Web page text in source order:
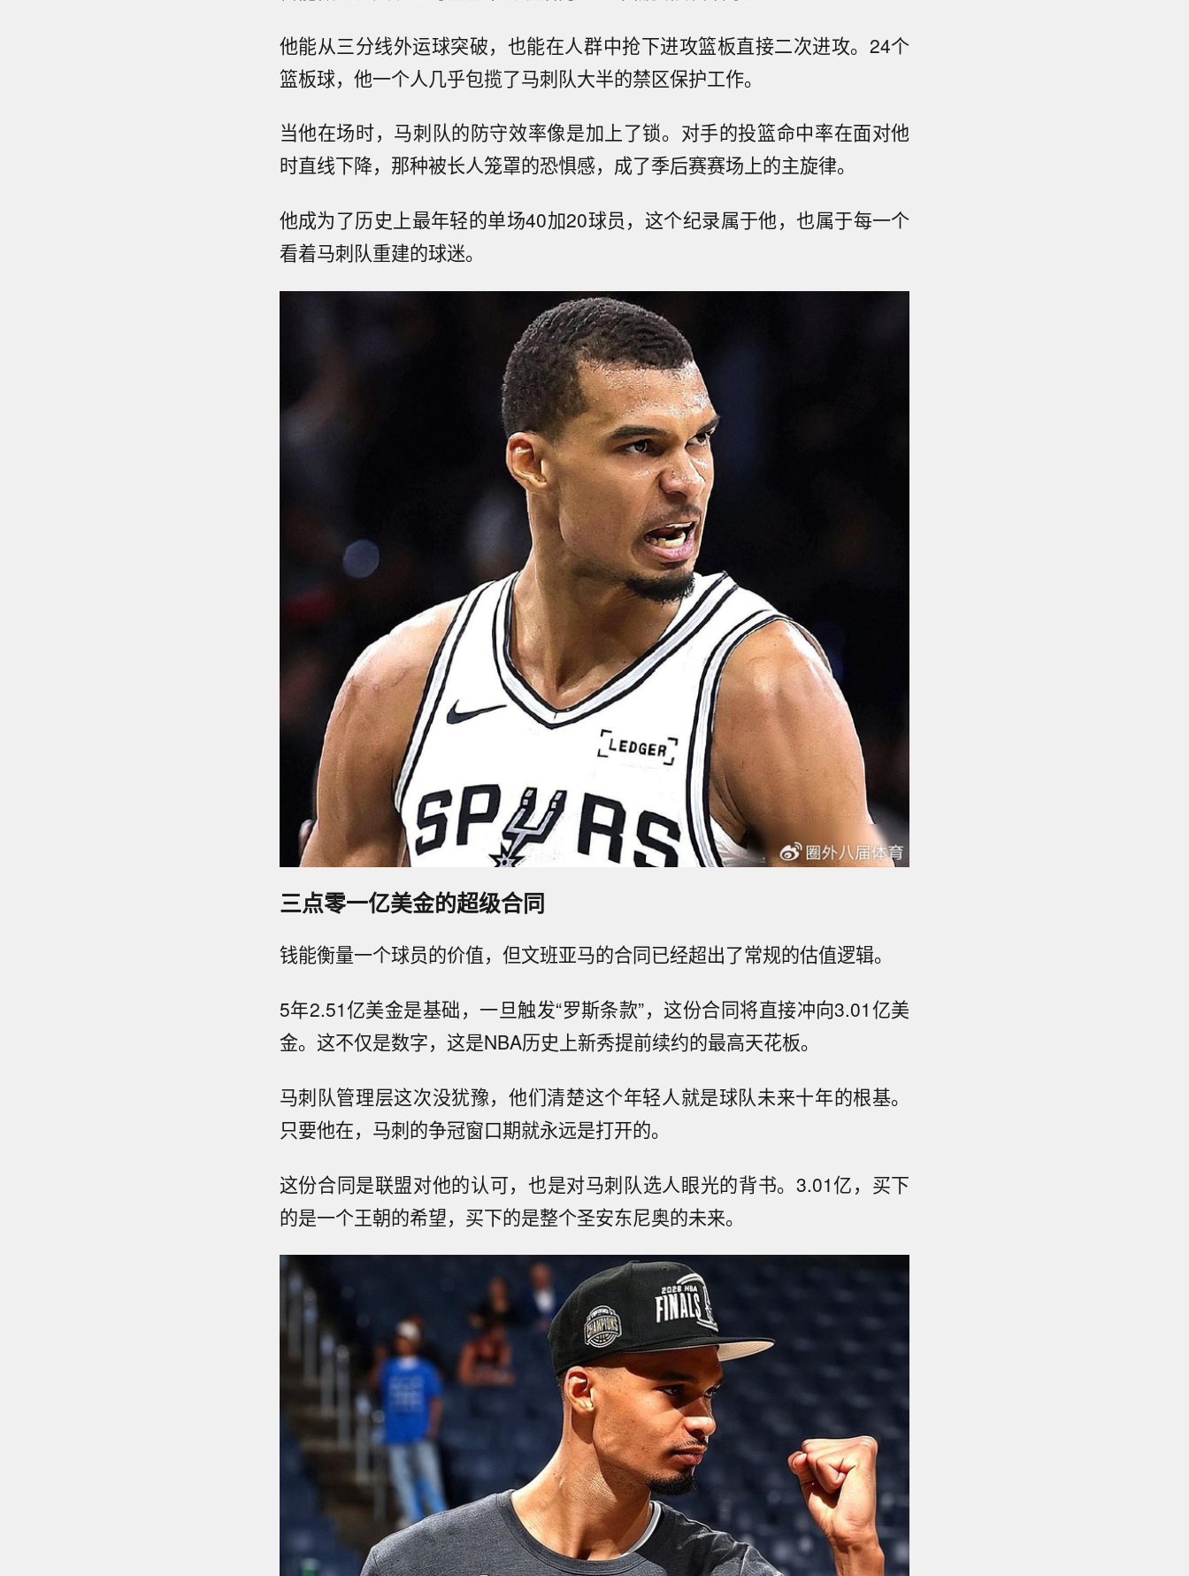
他能从三分线外运球突破，也能在人群中抢下进攻篮板直接二次进攻。24个
篮板球，他一个人几乎包揽了马刺队大半的禁区保护工作。
当他在场时，马刺队的防守效率像是加上了锁。对手的投篮命中率在面对他
时直线下降，那种被长人笼罩的恐惧感，成了季后赛赛场上的主旋律。
他成为了历史上最年轻的单场40加20球员，这个纪录属于他，也属于每一个
看着马刺队重建的球迷。
三点零一亿美金的超级合同
钱能衡量一个球员的价值，但文班亚马的合同已经超出了常规的估值逻辑。
5年2.51亿美金是基础，一旦触发“罗斯条款”，这份合同将直接冲向3.01亿美
金。这不仅是数字，这是NBA历史上新秀提前续约的最高天花板。
马刺队管理层这次没犹豫，他们清楚这个年轻人就是球队未来十年的根基。
只要他在，马刺的争冠窗口期就永远是打开的。
这份合同是联盟对他的认可，也是对马刺队选人眼光的背书。3.01亿，买下
的是一个王朝的希望，买下的是整个圣安东尼奥的未来。